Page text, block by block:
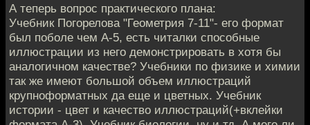
А теперь вопрос практического плана:
Учебник Погорелова "Геометрия 7-11"- его формат
был поболе чем А-5, есть читалки способные
иллюстрации из него демонстрировать в хотя бы
аналогичном качестве? Учебники по физике и химии
так же имеют большой объем иллюстраций
крупноформатных да еще и цветных. Учебник
истории - цвет и качество иллюстраций(+вклейки